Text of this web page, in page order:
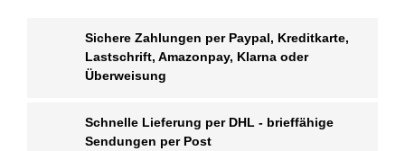
Sichere Zahlungen per Paypal, Kreditkarte,
Lastschrift, Amazonpay, Klarna oder
Überweisung
Schnelle Lieferung per DHL - brieffähige
Sendungen per Post